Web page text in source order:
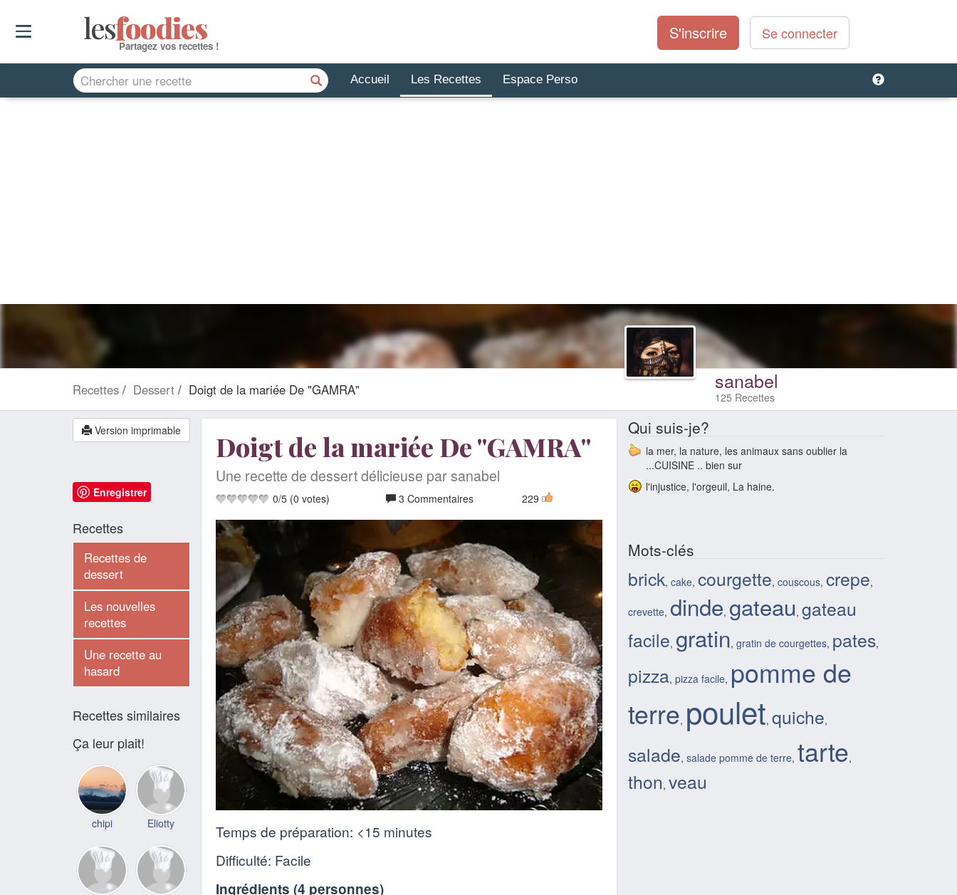
lesfoodies
Partagez vos recettes !
S'inscrire Se connecter
Accueil Les Recettes Espace Perso
Recettes Dessert Doigt de la mariée De "GAMRA" sanabel
125 Recettes
Doigt de la mariée De "GAMRA"
Une recette de dessert délicieuse par sanabel
0/5 (0 votes) 3 Commentaires 229
Temps de préparation: <15 minutes
Difficulté: Facile
Ingrédients (4 personnes)
Version imprimable
Enregistrer
Recettes
Recettes de
dessert
Les nouvelles
recettes
Une recette au
hasard
Recettes similaires
Ça leur plait!
chipi Eliotty
Qui suis-je?
la mer, la nature, les animaux sans oublier la
...CUISINE .. bien sur
l'injustice, l'orgeuil, La haine.
Mots-clés
brick, cake, courgette, couscous, crepe,
crevette, dinde, gateau, gateau
facile, gratin, gratin de courgettes, pates,
pizza, pizza facile, pomme de
terre, poulet, quiche,
salade, salade pomme de terre, tarte,
thon, veau